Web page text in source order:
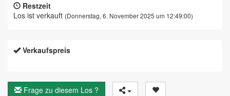
Restzeit
Los ist verkauft (Donnerstag, 6. November 2025 um 12:49:00)
Verkaufspreis
Frage zu diesem Los ?